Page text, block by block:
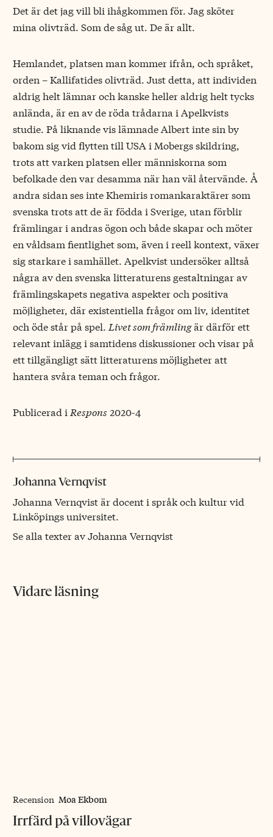
Det är det jag vill bli ihågkommen för. Jag sköter
mina olivträd. Som de såg ut. De är allt.
Hemlandet, platsen man kommer ifrån, och språket,
orden – Kallifatides olivträd. Just detta, att individen
aldrig helt lämnar och kanske heller aldrig helt tycks
anlända, är en av de röda trådarna i Apelkvists
studie. På liknande vis lämnade Albert inte sin by
bakom sig vid flytten till USA i Mobergs skildring,
trots att varken platsen eller människorna som
befolkade den var desamma när han väl återvände. Å
andra sidan ses inte Khemiris romankaraktärer som
svenska trots att de är födda i Sverige, utan förblir
främlingar i andras ögon och både skapar och möter
en våldsam fientlighet som, även i reell kontext, växer
sig starkare i samhället. Apelkvist undersöker alltså
några av den svenska litteraturens gestaltningar av
främlingskapets negativa aspekter och positiva
möjligheter, där existentiella frågor om liv, identitet
och öde står på spel. Livet som främlingär därför ett
relevant inlägg i samtidens diskussioner och visar på
ett tillgängligt sätt litteraturens möjligheter att
hantera svåra teman och frågor.
Publicerad i Respons 2020-4
Johanna Vernqvist
Johanna Vernqvist är docent i språk och kultur vid
Linköpings universitet.
Se alla texter av Johanna Vernqvist
Vidare läsning
Recension Moa Ekbom
Irrfärd på villovägar